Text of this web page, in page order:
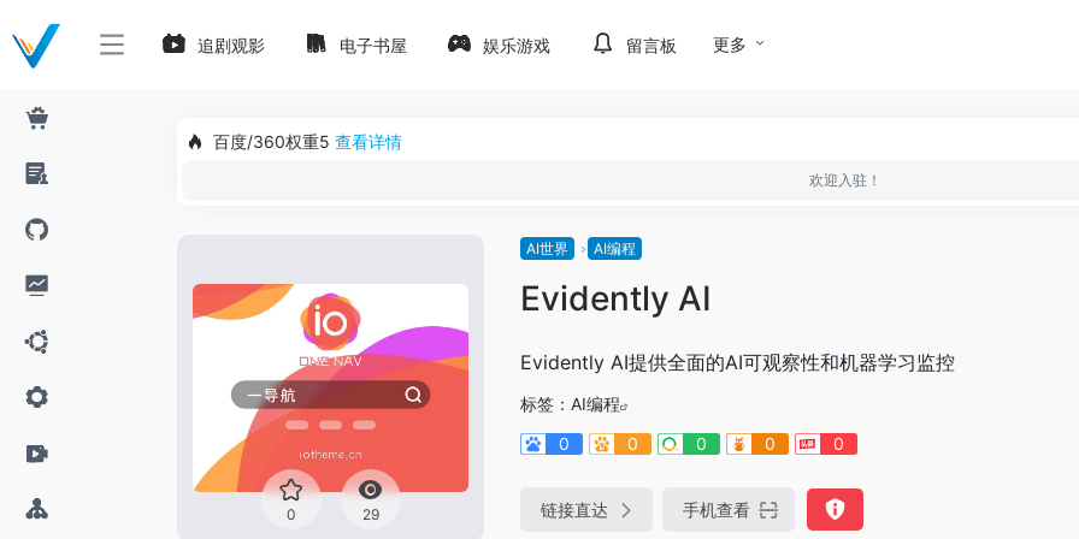
追剧观影 电子书屋 娱乐游戏 留言板 更多
百度/360权重5 查看详情
欢迎入驻！
0 29
AI世界 AI编程
Evidently AI
Evidently AI提供全面的AI可观察性和机器学习监控
标签： AI编程
0
0 0 0 0
链接直达 手机查看